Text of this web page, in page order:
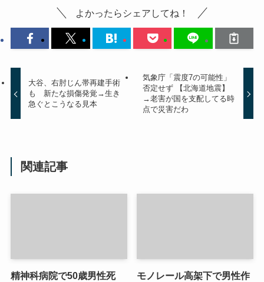
よかったらシェアしてね！
大谷、右肘じん帯再建手術
も 新たな損傷発覚→生き
急ぐとこうなる見本
気象庁「震度7の可能性」
否定せず 【北海道地震】
→老害が国を支配してる時
点で災害だわ
関連記事
精神科病院で50歳男性死
モノレール高架下で男性作